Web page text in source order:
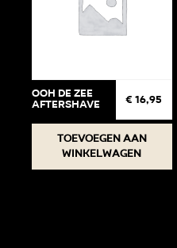
ooh de zee
aftershave € 16,95
Toevoegen aan
winkelwagen